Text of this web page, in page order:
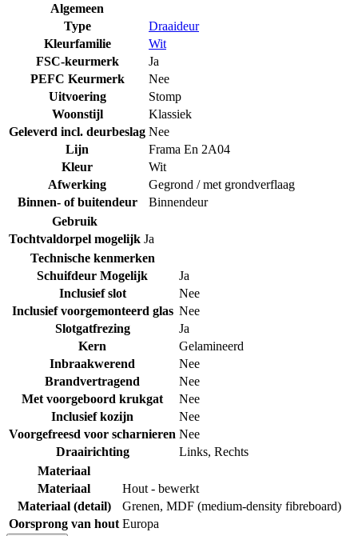
Algemeen
Type
Draaideur
Kleurfamilie
Wit
FSC-keurmerk
Ja
PEFC Keurmerk
Nee
Uitvoering
Stomp
Woonstijl
Klassiek
Geleverd incl. deurbeslag Nee
Lijn
Frama En 2A04
Kleur
Wit
Afwerking
Gegrond / met grondverflaag
Binnen- of buitendeur
Binnendeur
Gebruik
Tochtvaldorpel mogelijk Ja
Technische kenmerken
Schuifdeur Mogelijk
Ja
Inclusief slot
Nee
Inclusief voorgemonteerd glas Nee
Slotgatfrezing
Ja
Kern
Gelamineerd
Inbraakwerend
Nee
Brandvertragend
Nee
Met voorgeboord krukgat
Nee
Inclusief kozijn
Nee
Voorgefreesd voor scharnieren Nee
Draairichting
Links, Rechts
Materiaal
Materiaal
Hout - bewerkt
Materiaal (detail)
Grenen, MDF (medium-density fibreboard)
Oorsprong van hout Europa